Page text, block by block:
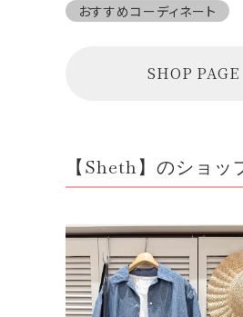
おすすめコーディネート
SHOP PAGE
【Sheth】のショッ